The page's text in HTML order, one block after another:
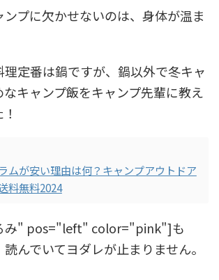
ンプに欠かせないのは、身体が温ま
定番は鍋ですが、鍋以外で冬キャ
なキャンプ飯をキャンプ先輩に教え
ムが安い理由は何？キャンプアウトドア
料無料2024
み" pos="left" color="pink"]も
んでいてヨダレが止まりません。